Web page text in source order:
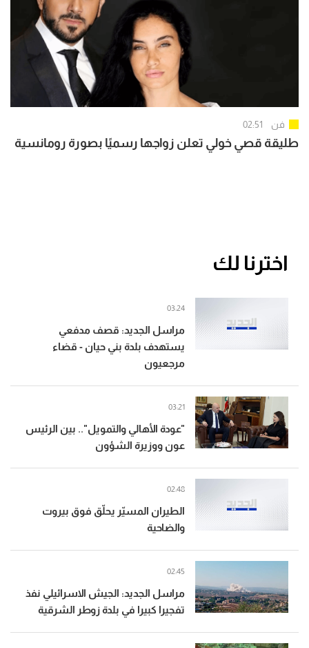
فن 02:51
طليقة قصي خولي تعلن زواجها رسميًا بصورة رومانسية
اخترنا لك
مراسل الجديد: قصف مدفعي
يستهدف بلدة بني حيان - قضاء
مرجعيون
03:24
"عودة الأهالي والتمويل".. بين الرئيس
عون ووزيرة الشؤون
03:21
الطيران المسيّر يحلّق فوق بيروت
والضاحية
02:48
مراسل الجديد: الجيش الاسرائيلي نفذ
تفجيرا كبيرا في بلدة زوطر الشرقية
02:45